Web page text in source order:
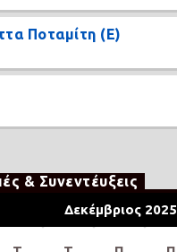
Ποταμίτη (Ε)
& Συνεντέυξεις
Δεκέμβριος 2025